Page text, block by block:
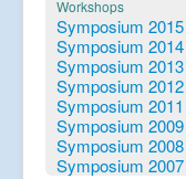
Workshops
Symposium 2015
Symposium 2014
Symposium 2013
Symposium 2012
Symposium 2011
Symposium 2009
Symposium 2008
Symposium 2007